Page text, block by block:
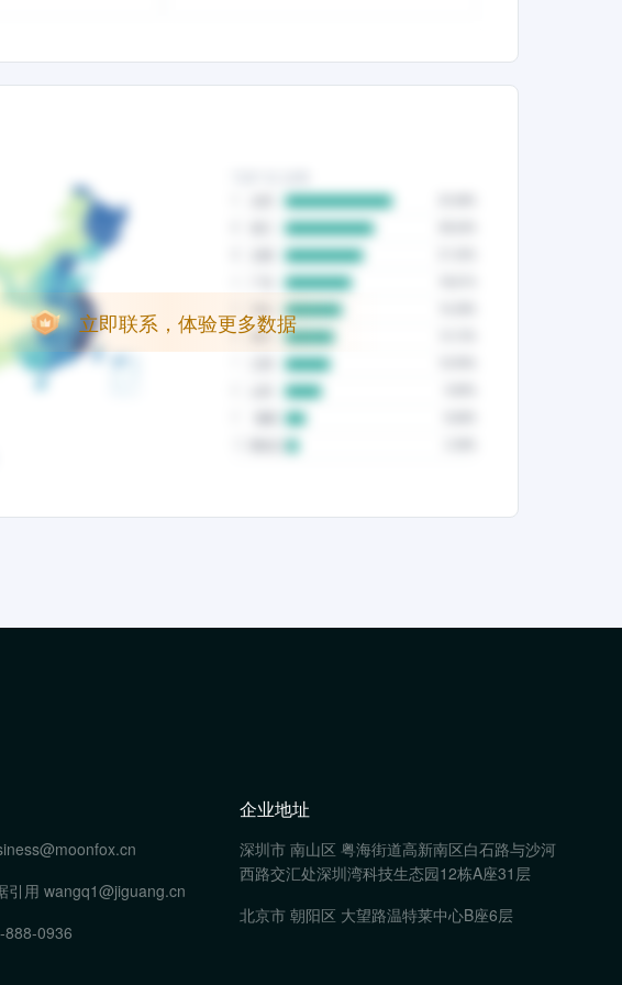
立即联系，体验更多数据
引用 wangq1@jiguang.cn
888-0936
企业地址
深圳市 南山区 粤海街道高新南区白石路与沙河
西路交汇处深圳湾科技生态园12栋A座31层
北京市 朝阳区 大望路温特莱中心B座6层